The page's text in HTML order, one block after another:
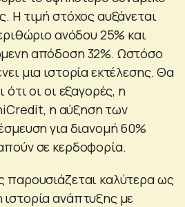
Η τιμή στόχος αυξάνεται
ανόδου 25% και
απόδοση 32%. Ωστόσο
μια ιστορία εκτέλεσης. Θα
οι οι εξαγορές, η
η αύξηση των
για διανομή 60%
σε κερδοφορία.
παρουσιάζεται καλύτερα ως
ανάπτυξης με